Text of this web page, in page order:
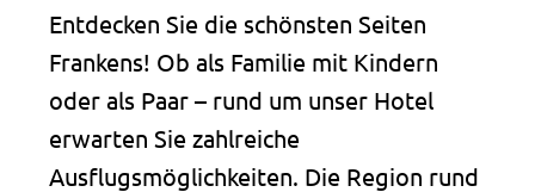
Entdecken Sie die schönsten Seiten
Frankens! Ob als Familie mit Kindern
oder als Paar – rund um unser Hotel
erwarten Sie zahlreiche
Ausflugsmöglichkeiten. Die Region rund